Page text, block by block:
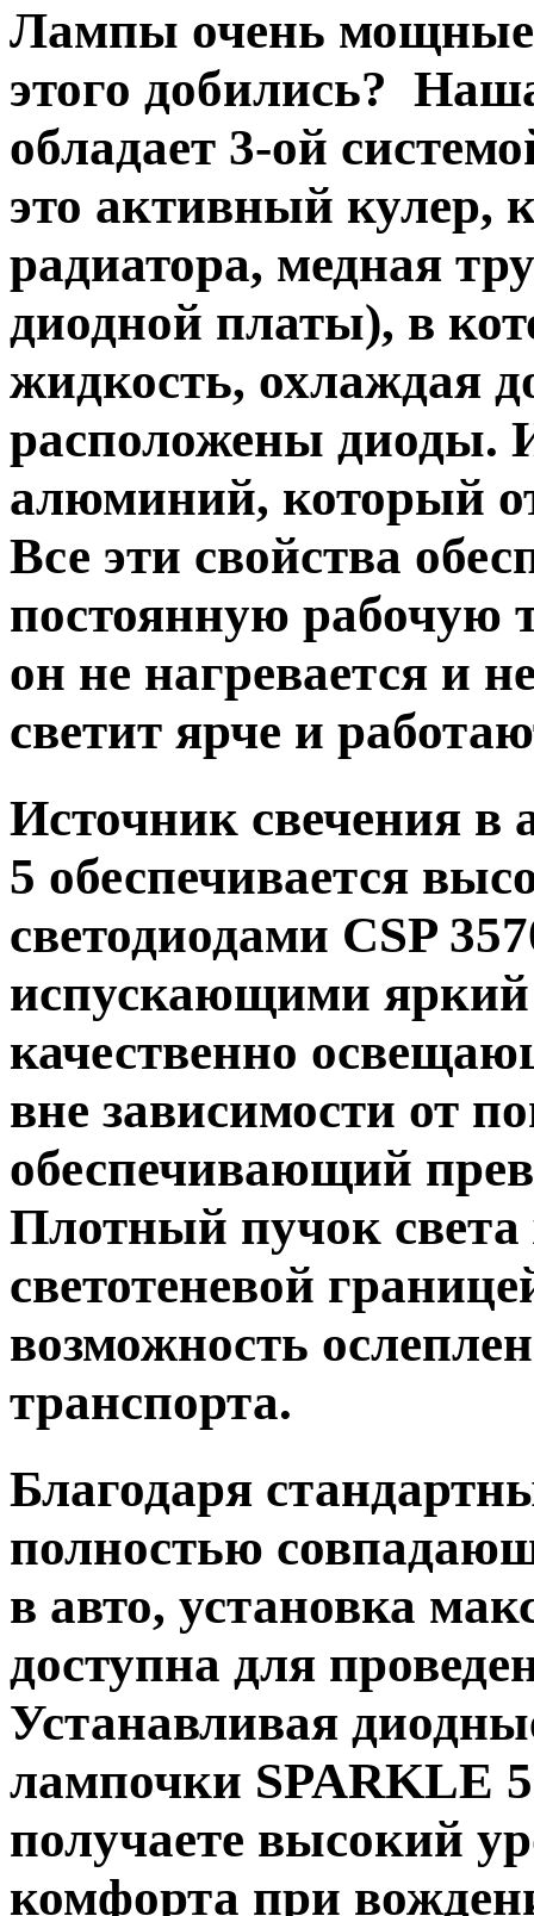
Лампы очень мощные
этого добились?
обладает 3-ой
это активный кулер,
радиатора, медная
диодной платы), в
жидкость, охлаждая
расположены диоды.
алюминий, который
Все эти свойства
постоянную рабочую
он не нагревается и
светит ярче и
Источник свечения в
5 обеспечивается
светодиодами CSP
испускающими яркий
качественно
вне зависимости от
обеспечивающий
Плотный пучок света
светотеневой
возможность
транспорта.
Благодаря
полностью
в авто, установка
доступна для
Устанавливая
лампочки SPARKLE
получаете высокий
комфорта при